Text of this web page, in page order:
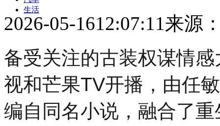
生活
2026-05-1612:07:11来源
备受关注的古装权谋情
视和芒果TV开播，由任
编自同名小说，融合了